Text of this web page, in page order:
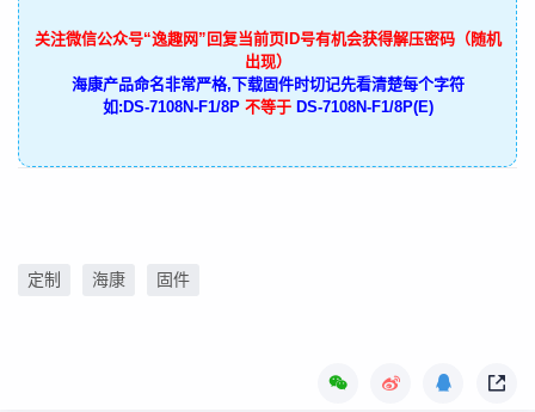
关注微信公众号“逸趣网”回复当前页ID号有机会获得解压密码（随机
出现）
海康产品命名非常严格,下载固件时切记先看清楚每个字符
如:DS-7108N-F1/8P 不等于 DS-7108N-F1/8P(E)
定制 海康 固件